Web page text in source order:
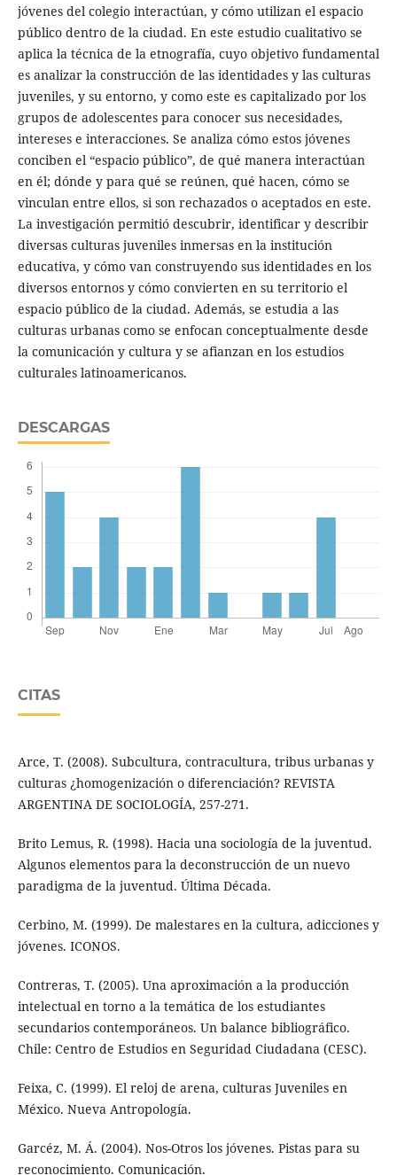
jóvenes del colegio interactúan, y cómo utilizan el espacio
público dentro de la ciudad. En este estudio cualitativo se
aplica la técnica de la etnografía, cuyo objetivo fundamental
es analizar la construcción de las identidades y las culturas
juveniles, y su entorno, y como este es capitalizado por los
grupos de adolescentes para conocer sus necesidades,
intereses e interacciones. Se analiza cómo estos jóvenes
conciben el “espacio público”, de qué manera interactúan
en él; dónde y para qué se reúnen, qué hacen, cómo se
vinculan entre ellos, si son rechazados o aceptados en este.
La investigación permitió descubrir, identificar y describir
diversas culturas juveniles inmersas en la institución
educativa, y cómo van construyendo sus identidades en los
diversos entornos y cómo convierten en su territorio el
espacio público de la ciudad. Además, se estudia a las
culturas urbanas como se enfocan conceptualmente desde
la comunicación y cultura y se afianzan en los estudios
culturales latinoamericanos.
DESCARGAS
CITAS
Arce, T. (2008). Subcultura, contracultura, tribus urbanas y
culturas ¿homogenización o diferenciación? REVISTA
ARGENTINA DE SOCIOLOGÍA, 257-271.
Brito Lemus, R. (1998). Hacia una sociología de la juventud.
Algunos elementos para la deconstrucción de un nuevo
paradigma de la juventud. Última Década.
Cerbino, M. (1999). De malestares en la cultura, adicciones y
jóvenes. ICONOS.
Contreras, T. (2005). Una aproximación a la producción
intelectual en torno a la temática de los estudiantes
secundarios contemporáneos. Un balance bibliográfico.
Chile: Centro de Estudios en Seguridad Ciudadana (CESC).
Feixa, C. (1999). El reloj de arena, culturas Juveniles en
México. Nueva Antropología.
Garcéz, M. Á. (2004). Nos-Otros los jóvenes. Pistas para su
reconocimiento. Comunicación.